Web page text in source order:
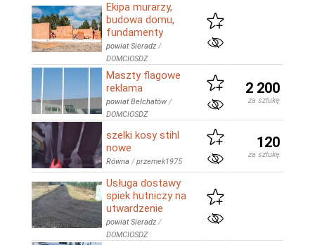
Ekipa murarzy,
budowa domu,
fundamenty
powiat Sieradz /
DOMCIOSDZ
Maszty flagowe
reklama
powiat Bełchatów /
DOMCIOSDZ
2 200
za sztukę
szelki kosy stihl
nowe
Równa /przemek1975
120
za sztukę
Usługa dostawy
spiek hutniczy na
utwardzenie
powiat Sieradz /
DOMCIOSDZ